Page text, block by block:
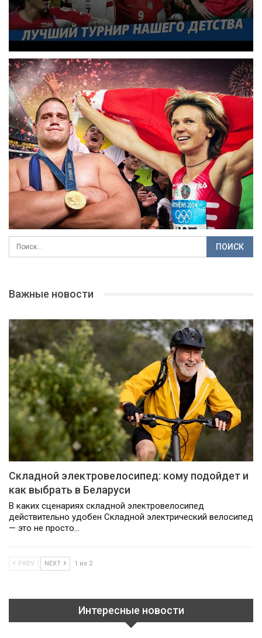
Важные новости
Складной электровелосипед: кому подойдет и
как выбрать в Беларуси
В каких сценариях складной электровелосипед
действительно удобен Складной электрический велосипед
— это не просто…
PREV NEXT 1 из 2
Интересные новости